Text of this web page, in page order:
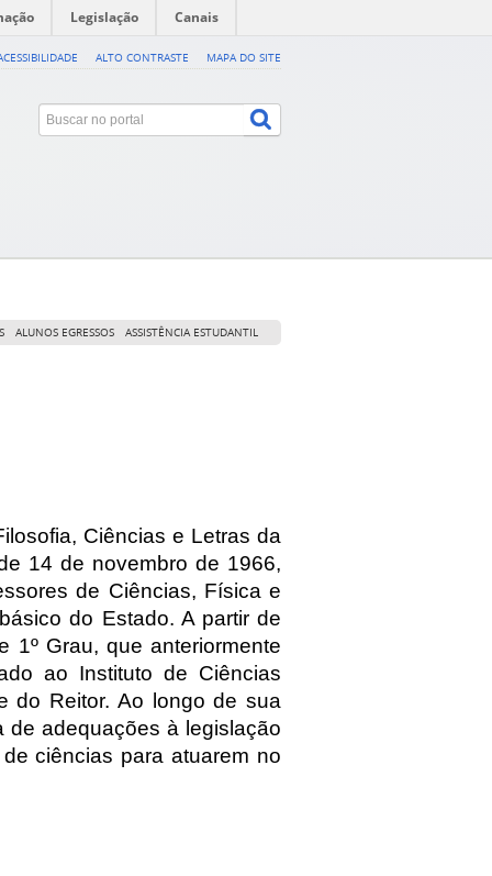
Legislação Canais
ALTO CONTRASTE MAPA DO SITE
ALUNOS EGRESSOS ASSISTÊNCIA ESTUDANTIL
Ciências e Letras da
14 de novembro de 1966,
de Ciências, Física e
do Estado. A partir de
1º Grau, que anteriormente
ao Instituto de Ciências
do Reitor. Ao longo de sua
de adequações à legislação
ciências para atuarem no